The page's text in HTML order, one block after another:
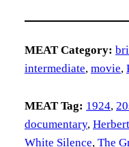
MEAT Category:
intermediate, movie,
MEAT Tag: 1924,
documentary,
White Silence, The